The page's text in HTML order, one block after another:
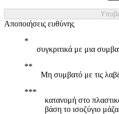
Αποποιήσεις ευθύνης
συγκριτικά με μια
Μη συμβατό με τις
κατανομή στο
βάση το ισοζύγιο